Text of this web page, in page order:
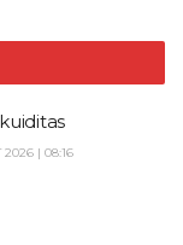
2026 | 08:16